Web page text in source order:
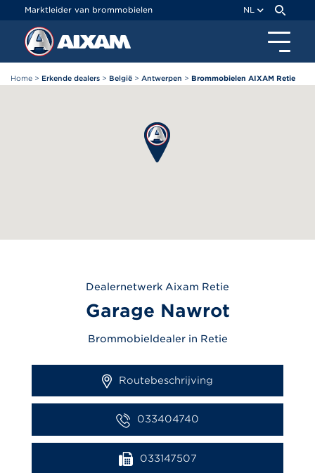
Marktleider van brommobielen NL
Home > Erkende dealers > België > Antwerpen > Brommobielen AIXAM Retie
Dealernetwerk Aixam Retie
Garage Nawrot
Brommobieldealer in Retie
Routebeschrijving
033404740
033147507
Cookies beheer paneel